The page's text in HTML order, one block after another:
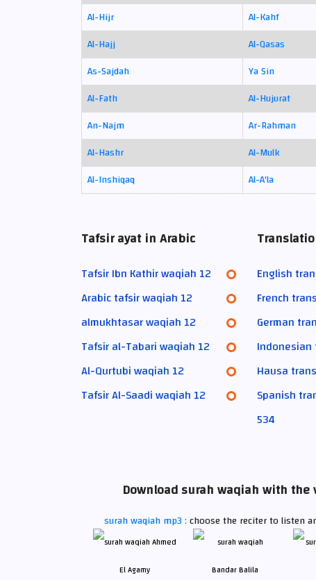
Al-Hijr
Al-Kahf
Al-Hajj
Al-Qasas
As-Sajdah
Ya Sin
Al-Fath
Al-Hujurat
An-Najm
Ar-Rahman
Al-Hashr
Al-Mulk
Al-Inshiqaq
Al-A'la
Tafsir ayat in Arabic
Tafsir Ibn Kathir waqiah 12
Arabic tafsir waqiah 12
almukhtasar waqiah 12
Tafsir al-Tabari waqiah 12
Al-Qurtubi waqiah 12
Tafsir Al-Saadi waqiah 12
English
French
German
Hausa
Spanish
534
Download surah waqiah with
surah waqiah mp3 :choose the reciter to listen